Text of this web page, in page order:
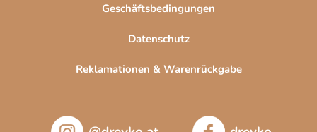
Geschäftsbedingungen
Datenschutz
Reklamationen & Warenrückgabe